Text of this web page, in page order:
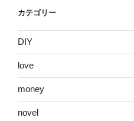
カテゴリー
DIY
love
money
novel